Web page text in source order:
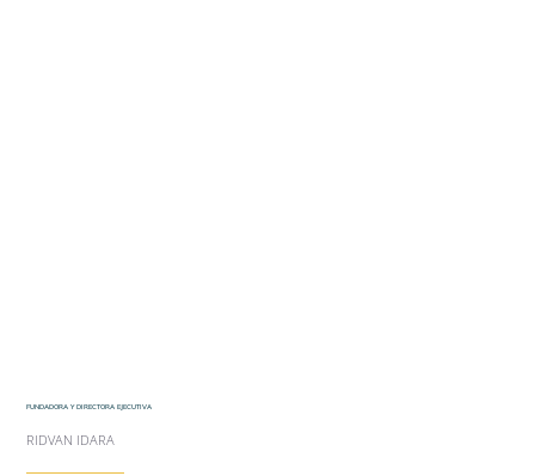
FUNDADORA Y DIRECTORA EJECUTIVA
RIDVAN IDARA